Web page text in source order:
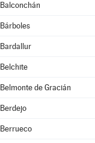
Balconchán
Bárboles
Bardallur
Belchite
Belmonte de Gracián
Berdejo
Berrueco